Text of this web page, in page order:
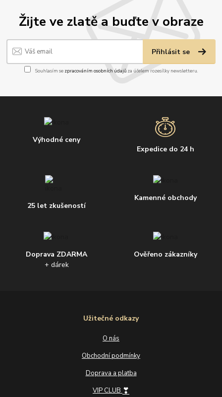
Žijte ve zlatě a buďte v obraze
Přihlásit se
Souhlasím se zpracováním osobních údajůza účelem rozesílky newsletteru.
Výhodné ceny
Expedice do 24 h
25 let zkušeností
Kamenné obchody
Doprava ZDARMA
+ dárek
Ověřeno zákazníky
Užitečné odkazy
O nás
Obchodní podmínky
Doprava a platba
VIP CLUB ❣